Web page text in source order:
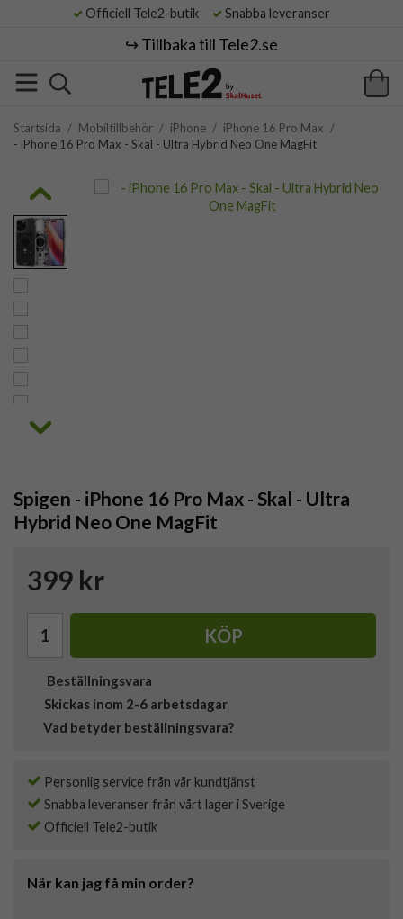
Officiell Tele2-butik Snabba leveranser
↪️ Tillbaka till Tele2.se
Startsida / Mobiltillbehör / iPhone / iPhone 16 Pro Max /
- iPhone 16 Pro Max - Skal - Ultra Hybrid Neo One MagFit
Spigen - iPhone 16 Pro Max - Skal - Ultra
Hybrid Neo One MagFit
399 kr
KÖP
Beställningsvara
Skickas inom 2-6 arbetsdagar
Vad betyder beställningsvara?
Personlig service från vår kundtjänst
Snabba leveranser från vårt lager i Sverige
Officiell Tele2-butik
När kan jag få min order?